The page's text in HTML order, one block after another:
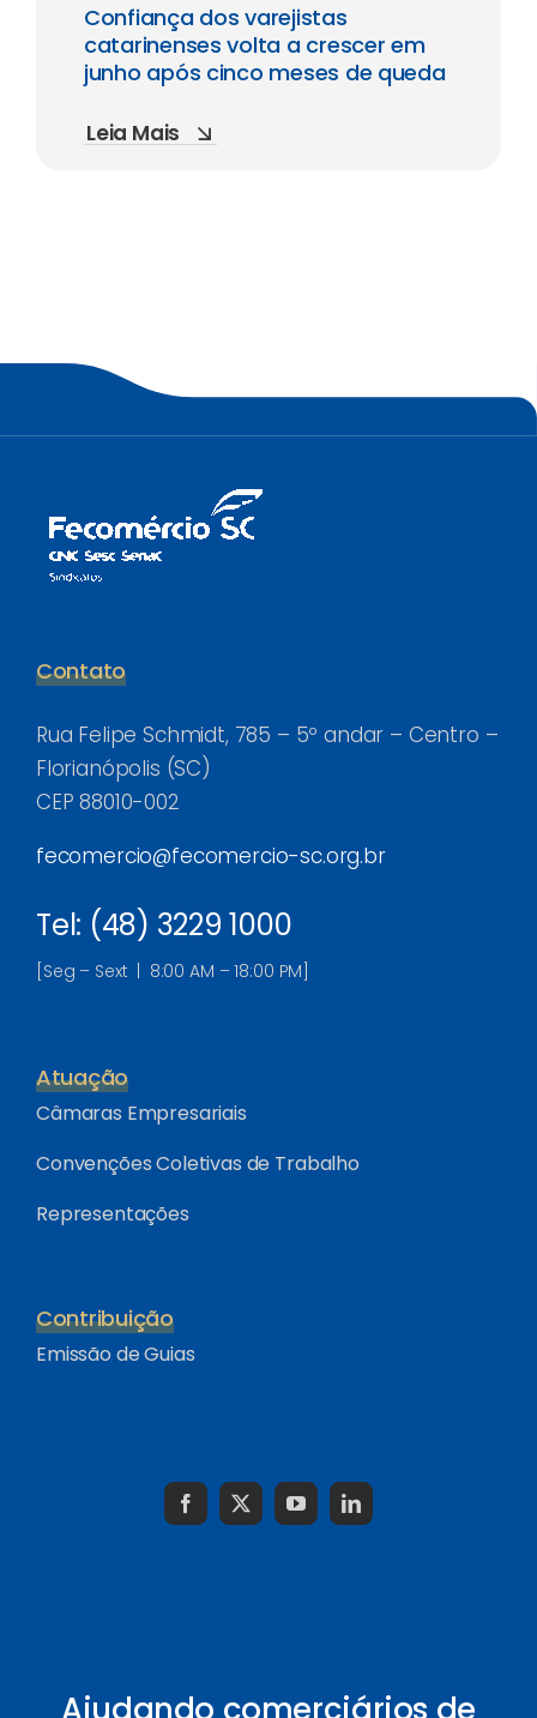
Confiança dos varejistas
catarinenses volta a crescer em
junho após cinco meses de queda
Leia Mais
Contato
Rua Felipe Schmidt, 785 – 5º andar – Centro –
Florianópolis (SC)
CEP 88010-002
fecomercio@fecomercio-sc.org.br
Tel: (48) 3229 1000
[Seg – Sext | 8:00 AM – 18:00 PM]
Atuação
Câmaras Empresariais
Convenções Coletivas de Trabalho
Representações
Contribuição
Emissão de Guias